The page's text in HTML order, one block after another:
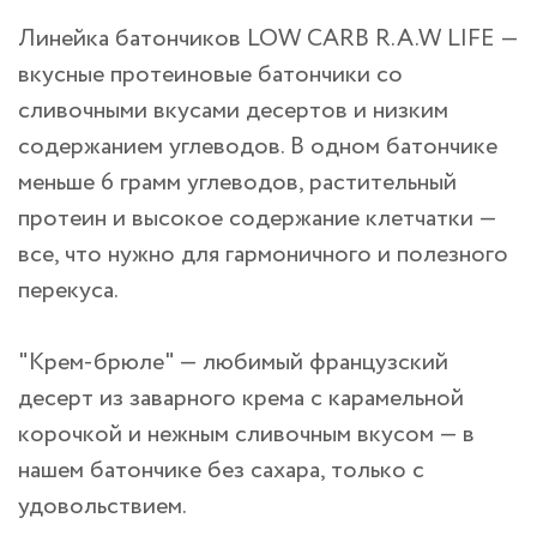
Линейка батончиков LOW CARB R.A.W LIFE —
вкусные протеиновые батончики со
сливочными вкусами десертов и низким
содержанием углеводов. В одном батончике
меньше 6 грамм углеводов, растительный
протеин и высокое содержание клетчатки —
все, что нужно для гармоничного и полезного
перекуса.
"Крем-брюле" — любимый французский
десерт из заварного крема с карамельной
корочкой и нежным сливочным вкусом — в
нашем батончике без сахара, только с
удовольствием.